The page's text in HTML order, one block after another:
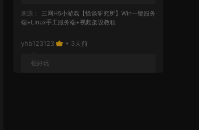
来源：
三网H5小游戏【怪谈研究所】Win一键服务
端+Linux手工服务端+视频架设教程
yhb123123 • 3天前
很好玩